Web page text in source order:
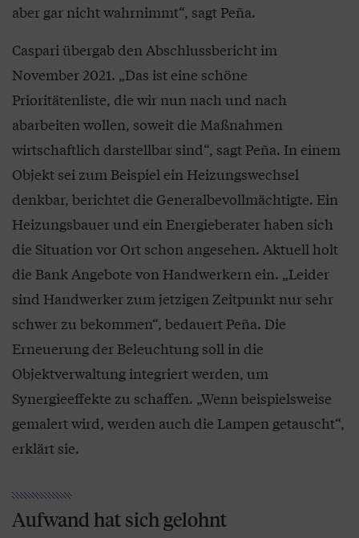
aber gar nicht wahrnimmt“, sagt Peña.
Caspari übergab den Abschlussbericht im
November 2021. „Das ist eine schöne
Prioritätenliste, die wir nun nach und nach
abarbeiten wollen, soweit die Maßnahmen
wirtschaftlich darstellbar sind“, sagt Peña. In einem
Objekt sei zum Beispiel ein Heizungswechsel
denkbar, berichtet die Generalbevollmächtigte. Ein
Heizungsbauer und ein Energieberater haben sich
die Situation vor Ort schon angesehen. Aktuell holt
die Bank Angebote von Handwerkern ein. „Leider
sind Handwerker zum jetzigen Zeitpunkt nur sehr
schwer zu bekommen“, bedauert Peña. Die
Erneuerung der Beleuchtung soll in die
Objektverwaltung integriert werden, um
Synergieeffekte zu schaffen. „Wenn beispielsweise
gemalert wird, werden auch die Lampen getauscht“,
erklärt sie.
Aufwand hat sich gelohnt